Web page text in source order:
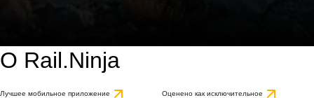
О Rail.Ninja
Лучшее мобильное приложение Оценено как исключительное